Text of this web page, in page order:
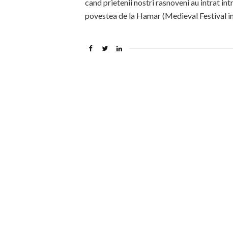
cand prietenii nostri rasnoveni au intrat
povestea de la Hamar (Medieval Festival